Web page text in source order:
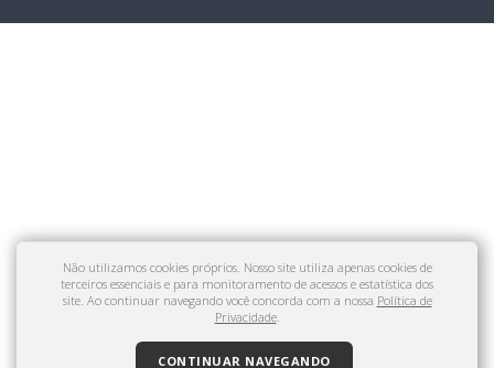
Não utilizamos cookies próprios. Nosso site utiliza apenas cookies de
terceiros essenciais e para monitoramento de acessos e estatística dos
site. Ao continuar navegando você concorda com a nossa Política de
Privacidade.
CONTINUAR NAVEGANDO